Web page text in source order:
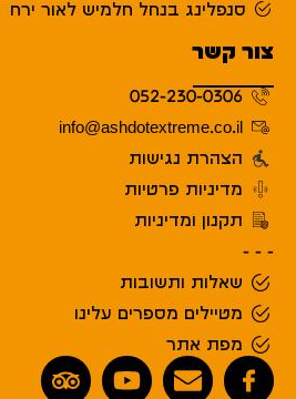
סנפלינג בנחל חלמיש לאור ירח
צור קשר
052-230-0306
info@ashdotextreme.co.il
הצהרת נגישות
מדיניות פרטיות
תקנון ומדיניות
- - -
שאלות ותשובות
מטיילים מספרים עלינו
מפת אתר